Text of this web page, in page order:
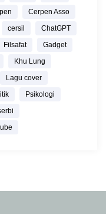
Cerpen Asso
cersil
ChatGPT
Filsafat
Gadget
Khu Lung
Lagu cover
Psikologi